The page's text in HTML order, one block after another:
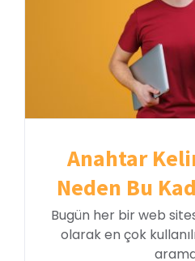
Anahtar
Neden Bu
Bugün her bir web
olarak en çok